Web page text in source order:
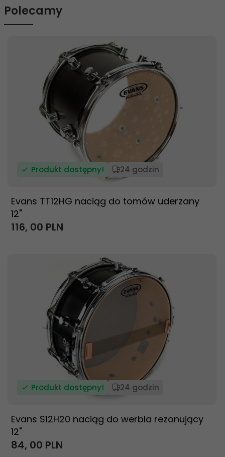
Polecamy
Produkt dostępny! 24 godzin
Evans TT12HG naciąg do tomów uderzany
12"
116, 00 PLN
Produkt dostępny! 24 godzin
Evans S12H20 naciąg do werbla rezonujący
12"
84, 00 PLN